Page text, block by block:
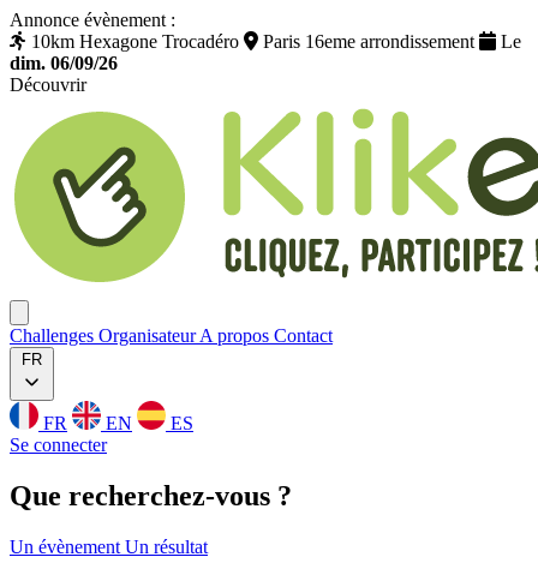
Annonce évènement :
10km Hexagone Trocadéro
Paris 16eme arrondissement
Le
dim. 06/09/26
Découvrir
Challenges OrganisateurA propos Contact
FR
FR EN
ES
Se connecter
Que recherchez-vous ?
Un évènement Un résultat